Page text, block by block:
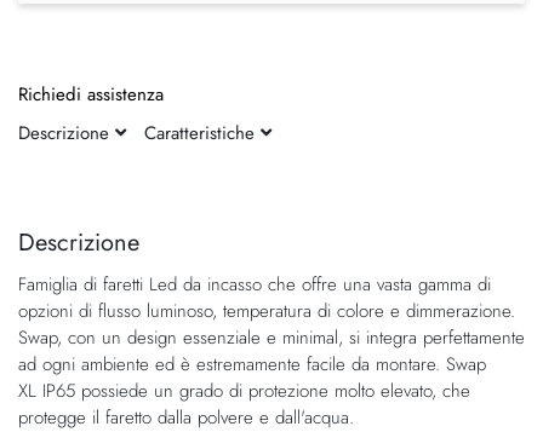
fine
galleria
di
immagini
della
di
immagini
Descrizione
Famiglia di faretti Led da incasso che offre una vasta gamma di
opzioni di flusso luminoso, temperatura di colore e dimmerazione.
Swap, con un design essenziale e minimal, si integra perfettamente
ad ogni ambiente ed è estremamente facile da montare. Swap
XL IP65 possiede un grado di protezione molto elevato, che
protegge il faretto dalla polvere e dall'acqua.
Richiedi assistenza
Descrizione
Caratteristiche